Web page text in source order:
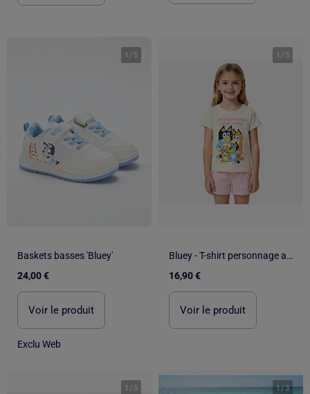
1 / 5
Baskets basses 'Bluey'
24,00 €
Voir le produit
Exclu Web
1 / 5
Bluey - T-shirt personnage avec son short assorti
16,90 €
Voir le produit
1 / 5 1/3